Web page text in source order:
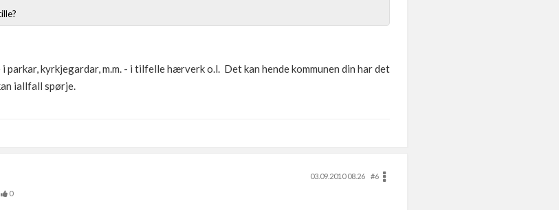
kyrkjegardar, m.m. - i tilfelle hærverk o.l. Det kan hende kommunen din har det
iallfall spørje.
03.09.2010 08.26
#6
0